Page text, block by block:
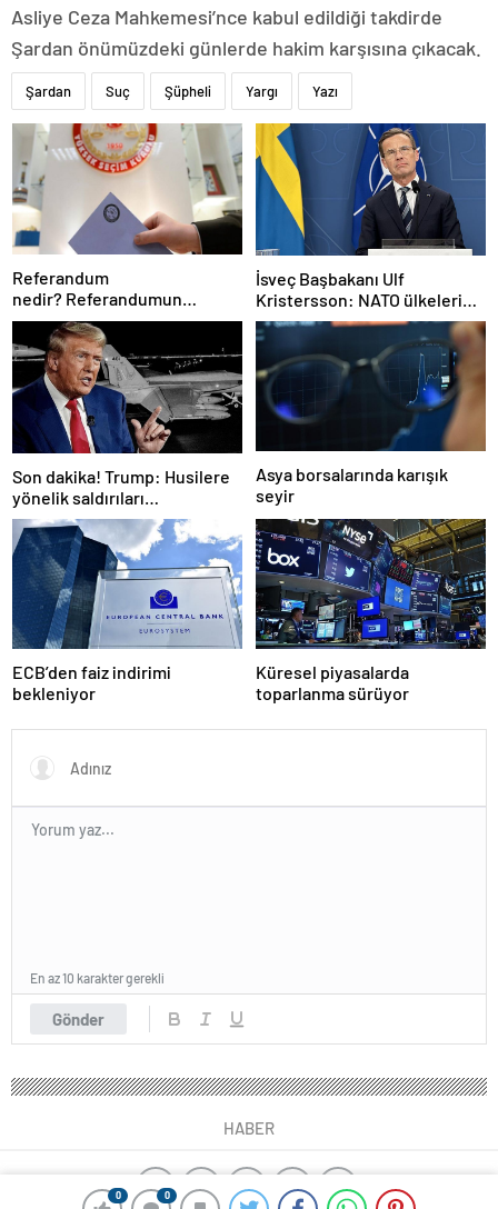
0 0
Asliye Ceza Mahkemesi’nce kabul edildiği takdirde
Şardan önümüzdeki günlerde hakim karşısına çıkacak.
Şardan Suç Şüpheli Yargı Yazı
Referandum
nedir? Referandumun
yapılma nedenleri
İsveç Başbakanı Ulf
Kristersson: NATO ülkeleri
savunma harcamalarını
artıracak
Son dakika! Trump: Husilere
yönelik saldırıları
durduruyoruz
Asya borsalarında karışık
seyir
ECB’den faiz indirimi
bekleniyor
Küresel piyasalarda
toparlanma sürüyor
Gönder
En az 10 karakter gerekli
HABER